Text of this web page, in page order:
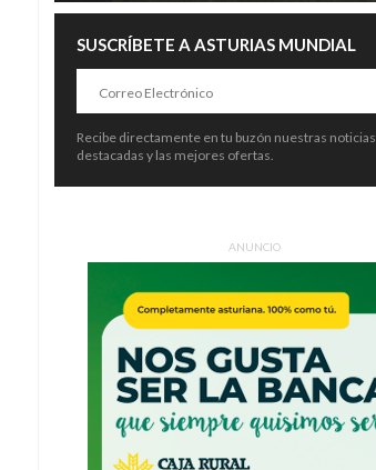
SUSCRÍBETE A ASTURIAS MUNDIAL
Recibe directamente en tu buzón nuestras noticias
destacadas y las mejores ofertas.
ANUNCIO